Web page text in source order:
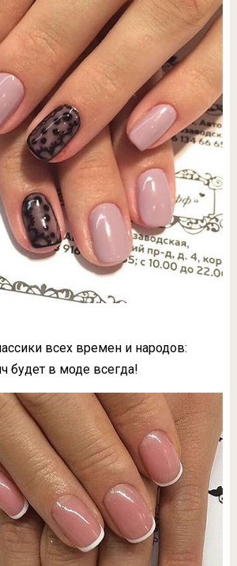
всех времен и народов:
будет в моде всегда!